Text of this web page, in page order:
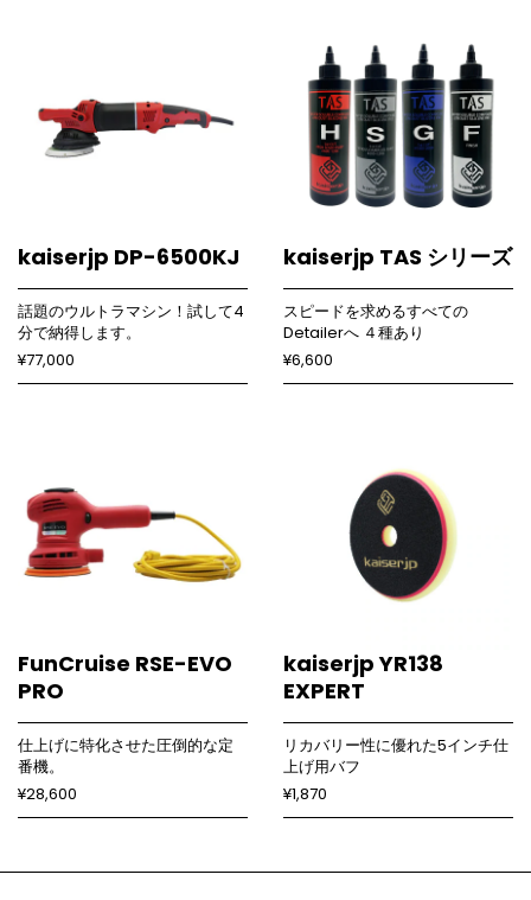
kaiserjp DP-6500KJ
話題のウルトラマシン！試して4
分で納得します。
¥77,000
kaiserjp TAS シリーズ
スピードを求めるすべての
Detailerへ ４種あり
¥6,600
FunCruise RSE-EVO
PRO
仕上げに特化させた圧倒的な定
番機。
¥28,600
kaiserjp YR138
EXPERT
リカバリー性に優れた5インチ仕
上げ用バフ
¥1,870